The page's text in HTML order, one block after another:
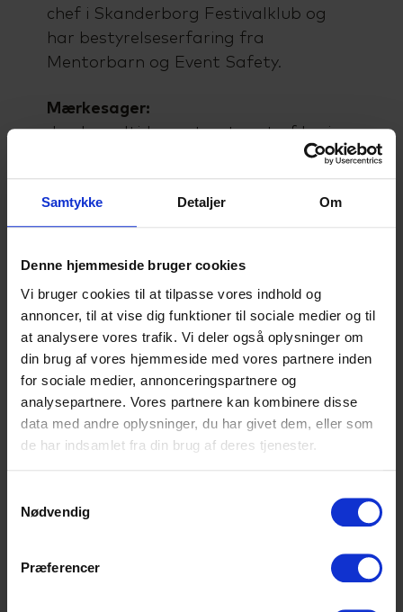
Samtykke Detaljer Om
Denne hjemmeside bruger cookies
Vi bruger cookies til at tilpasse vores indhold og
annoncer, til at vise dig funktioner til sociale medier og til
at analysere vores trafik. Vi deler også oplysninger om
din brug af vores hjemmeside med vores partnere inden
for sociale medier, annonceringspartnere og
analysepartnere. Vores partnere kan kombinere disse
data med andre oplysninger, du har givet dem, eller som
de har indsamlet fra din brug af deres tjenester.
Nødvendig
Præferencer
chef i Skanderborg Festivalklub og
har bestyrelseserfaring fra
Mentorbarn og Event Safety.
Mærkesager:
Jeg har altid været optaget af læring
og fællesskab - i organisationer og i
uddannelseslandskabet.
Privat:
kommunen. Gift med Stefan og mor
til 4 i alle aldre. Går gerne i mudder
med to store hunde og bruger meget
gerne en masse tid på ski og på
Samsø.